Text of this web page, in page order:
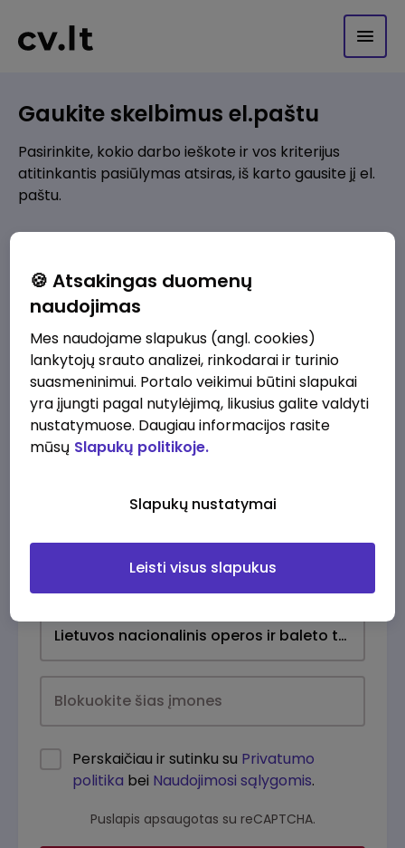
Gaukite skelbimus el.paštu
Pasirinkite, kokio darbo ieškote ir vos kriterijus
atitinkantis pasiūlymas atsiras, iš karto gausite jį el.
paštu.
Pridėti naują
Kokios srities darbo pasiūlymai jus domina?
Pridėti naują
Perskaičiau ir sutinku su Privatumo
politika bei Naudojimosi sąlygomis.
Puslapis apsaugotas su reCAPTCHA.
🍪 Atsakingas duomenų
naudojimas
Mes naudojame slapukus (angl. cookies)
lankytojų srauto analizei, rinkodarai ir turinio
suasmeninimui. Portalo veikimui būtini slapukai
yra įjungti pagal nutylėjimą, likusius galite valdyti
nustatymuose. Daugiau informacijos rasite
mūsų Slapukų politikoje.
Slapukų nustatymai
Leisti visus slapukus